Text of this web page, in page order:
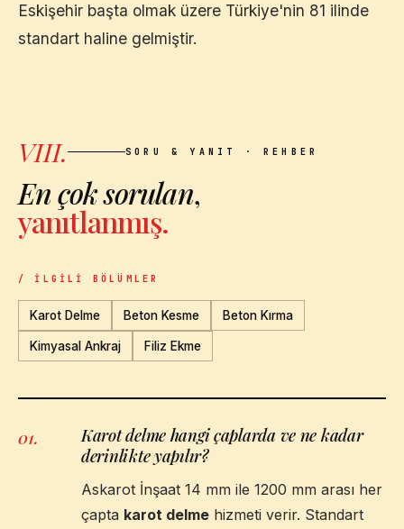
Eskişehir başta olmak üzere Türkiye'nin 81 ilinde
standart haline gelmiştir.
VIII. SORU & YANIT · REHBER
En çok sorulan,
yanıtlanmış.
/ İLGILI BÖLÜMLER
Karot Delme Beton Kesme Beton Kırma
Kimyasal Ankraj Filiz Ekme
01.
Karot delme hangi çaplarda ve ne kadar
derinlikte yapılır?
Askarot İnşaat 14 mm ile 1200 mm arası her
çapta karot delme hizmeti verir. Standart